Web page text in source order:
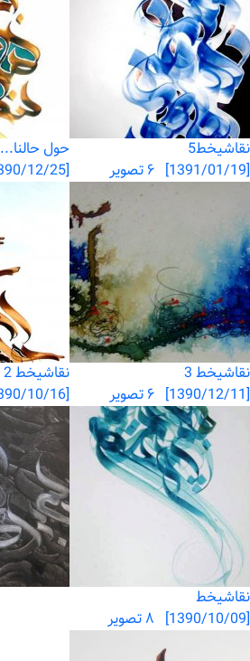
نقاشیخط5
[1391/01/19] ۶ تصویر
حول حالنا...
[1390/12/25] ۱ تصویر
نقاشیخط 3
[1390/12/11] ۶ تصویر
نقاشیخط 2
[1390/10/16] ۴ تصویر
نقاشیخط
[1390/10/09] ۸ تصویر